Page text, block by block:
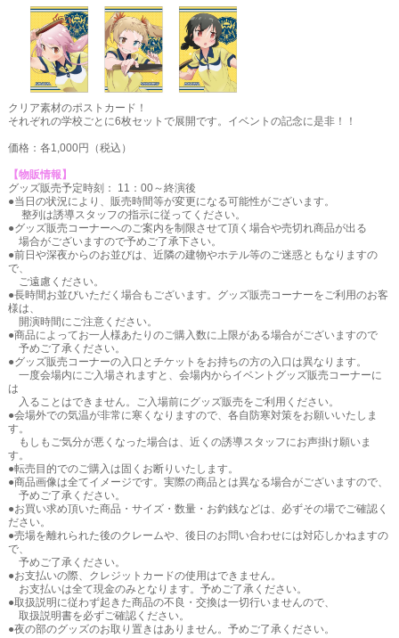
クリア素材のポストカード！
それぞれの学校ごとに6枚セットで展開です。イベントの記念に是非！！
価格：各1,000円（税込）
【物販情報】
グッズ販売予定時刻： 11：00～終演後
●当日の状況により、販売時間等が変更になる可能性がございます。
整列は誘導スタッフの指示に従ってください。
●グッズ販売コーナーへのご案内を制限させて頂く場合や売切れ商品が出る
場合がございますので予めご了承下さい。
●前日や深夜からのお並びは、近隣の建物やホテル等のご迷惑ともなりますの
で、
ご遠慮ください。
●長時間お並びいただく場合もございます。グッズ販売コーナーをご利用のお客
様は、
開演時間にご注意ください。
●商品によってお一人様あたりのご購入数に上限がある場合がございますので
予めご了承ください。
●グッズ販売コーナーの入口とチケットをお持ちの方の入口は異なります。
一度会場内にご入場されますと、会場内からイベントグッズ販売コーナーに
は
入ることはできません。ご入場前にグッズ販売をご利用ください。
●会場外での気温が非常に寒くなりますので、各自防寒対策をお願いいたしま
す。
もしもご気分が悪くなった場合は、近くの誘導スタッフにお声掛け願いま
す。
●転売目的でのご購入は固くお断りいたします。
●商品画像は全てイメージです。実際の商品とは異なる場合がございますので、
予めご了承ください。
●お買い求め頂いた商品・サイズ・数量・お釣銭などは、必ずその場でご確認く
ださい。
●売場を離れられた後のクレームや、後日のお問い合わせには対応しかねますの
で、
予めご了承ください。
●お支払いの際、クレジットカードの使用はできません。
お支払いは全て現金のみとなります。予めご了承ください。
●取扱説明に従わず起きた商品の不良・交換は一切行いませんので、
取扱説明書を必ずご確認ください。
●夜の部のグッズのお取り置きはありません。予めご了承ください。